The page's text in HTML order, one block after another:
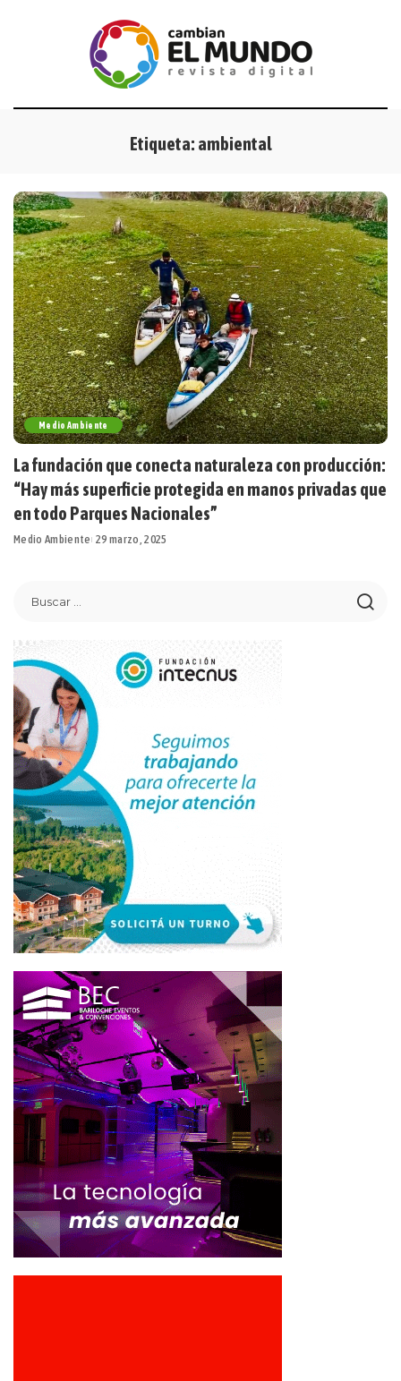
Etiqueta: ambiental
Medio Ambiente
La fundación que conecta naturaleza con producción:
“Hay más superficie protegida en manos privadas que
en todo Parques Nacionales”
Medio Ambiente 29 marzo, 2025